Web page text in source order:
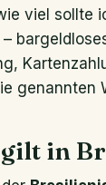
viel sollte
genannten
in